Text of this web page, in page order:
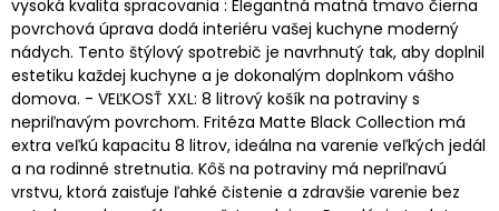
vysoká kvalita spracovania : Elegantná matná tmavo čierna
povrchová úprava dodá interiéru vašej kuchyne moderný
nádych. Tento štýlový spotrebič je navrhnutý tak, aby doplnil
estetiku každej kuchyne a je dokonalým doplnkom vášho
domova. - VEĽKOSŤ XXL: 8 litrový košík na potraviny s
nepriľnavým povrchom. Fritéza Matte Black Collection má
extra veľkú kapacitu 8 litrov, ideálna na varenie veľkých jedál
a na rodinné stretnutia. Kôš na potraviny má nepriľnavú
vrstvu, ktorá zaisťuje ľahké čistenie a zdravšie varenie bez